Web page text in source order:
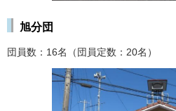
旭分団
団員数：16名（団員定数：20名）